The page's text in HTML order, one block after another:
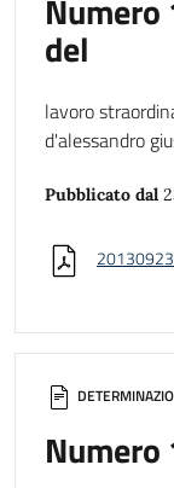
Numero
del
lavoro
d'alessandro
Pubblicato dal